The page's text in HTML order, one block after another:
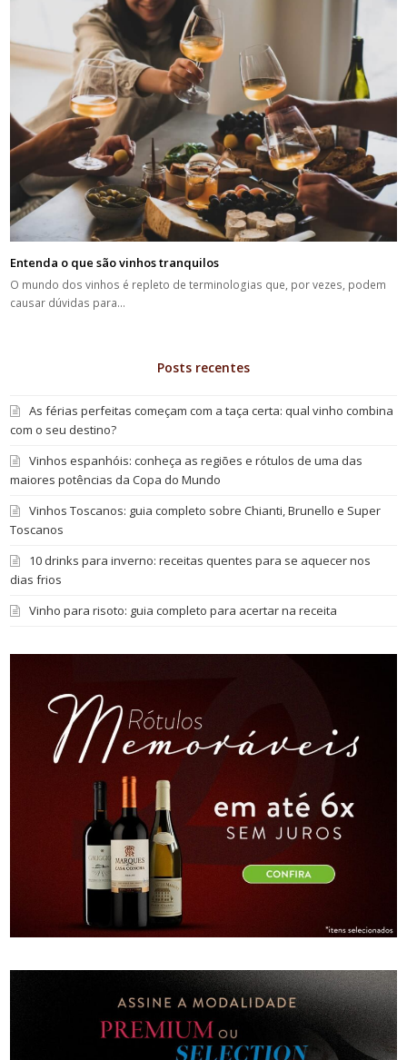
Entenda o que são vinhos tranquilos
O mundo dos vinhos é repleto de terminologias que, por vezes, podem
causar dúvidas para…
Posts recentes
As férias perfeitas começam com a taça certa: qual vinho combina
com o seu destino?
Vinhos espanhóis: conheça as regiões e rótulos de uma das
maiores potências da Copa do Mundo
Vinhos Toscanos: guia completo sobre Chianti, Brunello e Super
Toscanos
10 drinks para inverno: receitas quentes para se aquecer nos
dias frios
Vinho para risoto: guia completo para acertar na receita